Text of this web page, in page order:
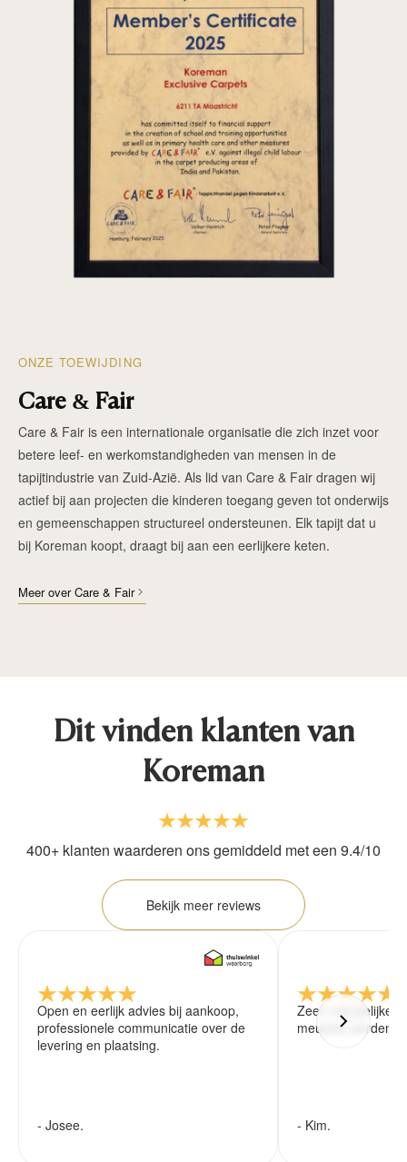
ONZE TOEWIJDING
Care & Fair
Care & Fair is een internationale organisatie die zich inzet voor
betere leef- en werkomstandigheden van mensen in de
tapijtindustrie van Zuid-Azië. Als lid van Care & Fair dragen wij
actief bij aan projecten die kinderen toegang geven tot onderwijs
en gemeenschappen structureel ondersteunen. Elk tapijt dat u
bij Koreman koopt, draagt bij aan een eerlijkere keten.
Meer over Care & Fair
Dit vinden klanten van
Koreman
400+ klanten waarderen ons gemiddeld met een 9.4/10
Bekijk meer reviews
Open en eerlijk advies bij aankoop,
professionele communicatie over de
levering en plaatsing.
- Josee.
Zeer vriendelijke
meubels worden
- Kim.